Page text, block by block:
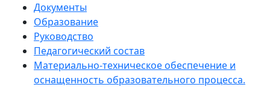
Документы
Образование
Руководство
Педагогический состав
Материально-техническое обеспечение и
оснащенность образовательного процесса.